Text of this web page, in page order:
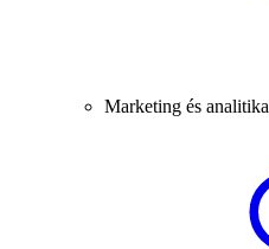
Marketing és analitika